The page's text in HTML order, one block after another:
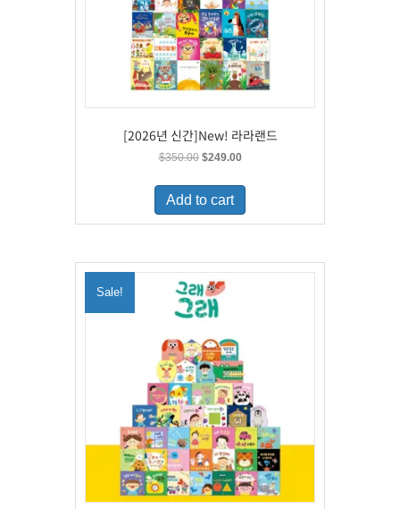
[2026년 신간]New! 라라랜드
$350.00 Original
was:
$350.00.
$249.00Current
is:
Add to cart
Sale!